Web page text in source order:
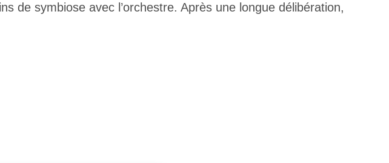
de symbiose avec l’orchestre. Après une longue délibération,